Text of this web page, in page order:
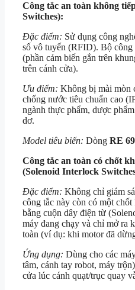
Công tắc an toàn không
Switches):
Đặc điểm: Sử dụng công
số vô tuyến (RFID). Bộ công
(phần cảm biến gắn trên
trên cánh cửa).
Ưu điểm: Không bị mài mòn
chống nước tiêu chuẩn cao
ngành thực phẩm, dược
dơ.
Model tiêu biến: Dòng RE
Công tắc an toàn có chốt
(Solenoid Interlock
Đặc điểm: Không chỉ giám
công tắc này còn có một
bằng cuộn dây điện từ
máy đang chạy và chỉ mở ra
toàn (ví dụ: khi motor đã
Ứng dụng: Dùng cho các
tâm, cánh tay robot, máy
cửa lúc cánh quạt/trục quay